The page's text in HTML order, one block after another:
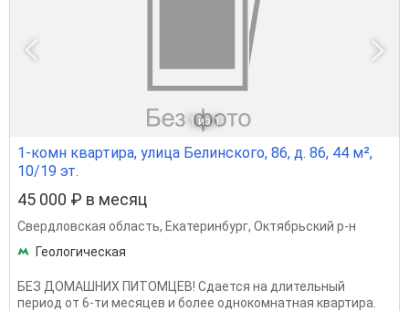
1 из 1
1-комн квартира, улица Белинского, 86, д. 86, 44 м²,
10/19 эт.
45 000 ₽ в месяц
Свердловская область, Екатеринбург, Октябрьский р-н
Геологическая
БЕЗ ДОMAШНИХ ПИТOМЦEB! Сдается на длительный
период от 6-ти месяцев и более однокомнатная квартира.